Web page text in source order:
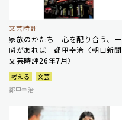
文芸時評
家族のかたち 心を配り合う、一
瞬があれば 都甲幸治〈朝日新聞
文芸時評26年7月〉
考える
文芸
都甲幸治